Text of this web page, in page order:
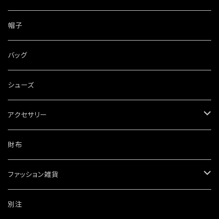
帽子
バッグ
シューズ
アクセサリー
ネックレス
ブレスレット・バングル
ウォレットチェーン
財布
ファッション雑貨
ワッペン・ステッカー
別注